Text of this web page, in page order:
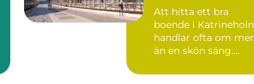
Att hitta ett bra
boende i
handlar ofta om mer
än en skön säng.
sta...